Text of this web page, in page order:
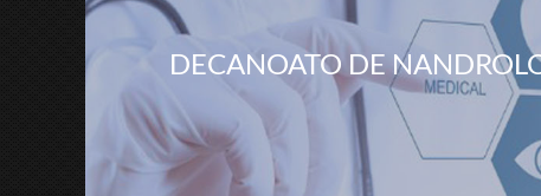
DECANOATO DE